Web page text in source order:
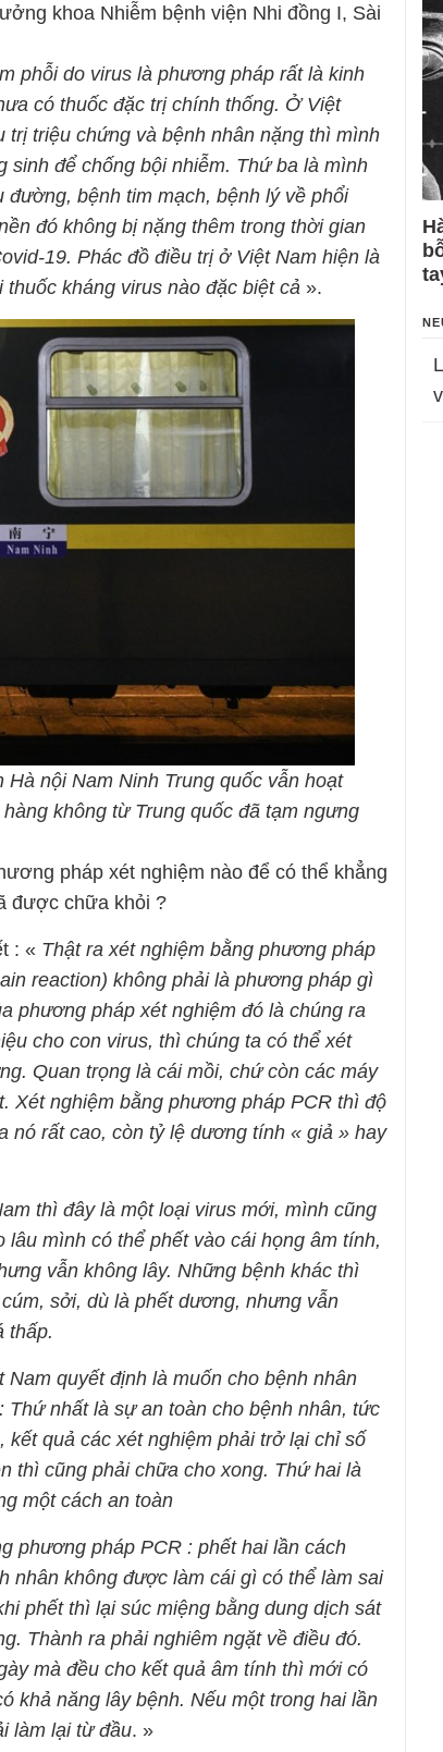
khoa Nhiễm bệnh viện Nhi đồng I, Sài
phỗi do virus là phương pháp rất là kinh
có thuốc đặc trị chính thống. Ở Việt
trị triệu chứng và bệnh nhân nặng thì mình
sinh để chống bội nhiễm. Thứ ba là mình
bệnh tim mạch, bệnh lý về phổi
đó không bị nặng thêm trong thời gian
19. Phác đồ điều trị ở Việt Nam hiện là
kháng virus nào đặc biệt cả ».
nội Nam Ninh Trung quốc vẫn hoạt
không từ Trung quốc đã tạm ngưng
pháp xét nghiệm nào để có thể khẳng
được chữa khỏi ?
: « Thật ra xét nghiệm bằng phương pháp
reaction) không phải là phương pháp gì
phương pháp xét nghiệm đó là chúng ra
cho con virus, thì chúng ta có thể xét
Quan trọng là cái mồi, chứ còn các máy
Xét nghiệm bằng phương pháp PCR thì độ
nó rất cao, còn tỷ lệ dương tính « giả » hay
thì đây là một loại virus mới, mình cũng
mình có thể phết vào cái họng âm tính,
vẫn không lây. Những bệnh khác thì
sởi, dù là phết dương, nhưng vẫn
thấp.
quyết định là muốn cho bệnh nhân
nhất là sự an toàn cho bệnh nhân, tức
quả các xét nghiệm phải trở lại chỉ số
thì cũng phải chữa cho xong. Thứ hai là
một cách an toàn
phương pháp PCR : phết hai lần cách
nhân không được làm cái gì có thể làm sai
phết thì lại súc miệng bằng dung dịch sát
Thành ra phải nghiêm ngặt về điều đó.
mà đều cho kết quả âm tính thì mới có
khả năng lây bệnh. Nếu một trong hai lần
làm lại từ đầu. »